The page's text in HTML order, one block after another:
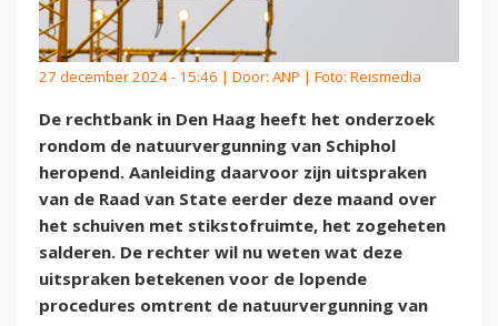
27 december 2024 - 15:46 | Door: ANP | Foto: Reismedia
De rechtbank in Den Haag heeft het onderzoek
rondom de natuurvergunning van Schiphol
heropend. Aanleiding daarvoor zijn uitspraken
van de Raad van State eerder deze maand over
het schuiven met stikstofruimte, het zogeheten
salderen. De rechter wil nu weten wat deze
uitspraken betekenen voor de lopende
procedures omtrent de natuurvergunning van